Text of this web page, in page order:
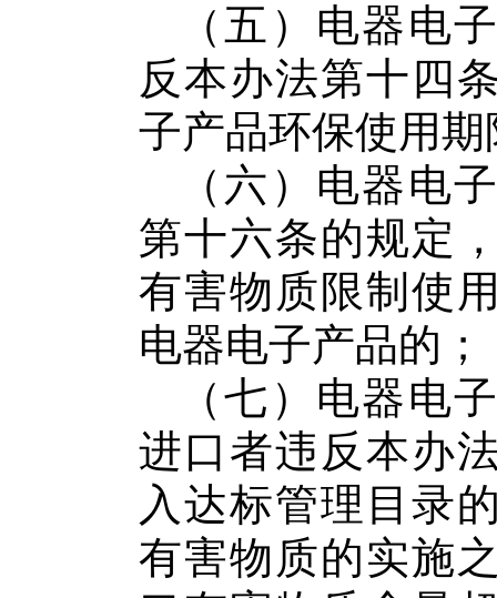
（五） 电器电
反本办法第十四
子产品环保使用期
（ 六 ） 电器电
第十六条的规定
有害物质限制使
电器电子产品的；
（七 ） 电器电
进口者违反本办
入达标管理目录
有害物质的实施